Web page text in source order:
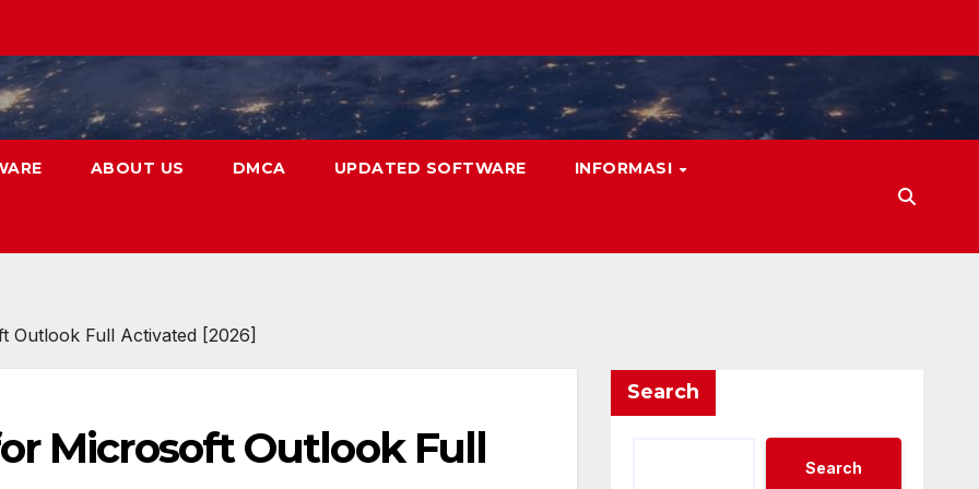
ABOUT US DMCA UPDATED SOFTWARE INFORMASI
Outlook Full Activated [2026]
Microsoft Outlook Full
Search
Search